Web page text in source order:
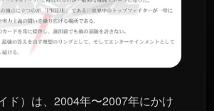
ド）は、2004年〜2007年にかけ